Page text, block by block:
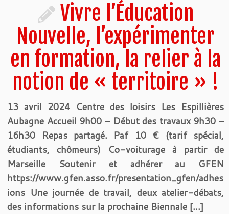
Vivre l’Éducation
Nouvelle, l’expérimenter
en formation, la relier à la
notion de « territoire » !
13 avril 2024 Centre des loisirs Les Espillières
Aubagne Accueil 9h00 – Début des travaux 9h30 –
16h30 Repas partagé. Paf 10 € (tarif spécial,
étudiants, chômeurs) Co-voiturage à partir de
Marseille Soutenir et adhérer au GFEN
https://www.gfen.asso.fr/presentation_gfen/adhes
ions Une journée de travail, deux atelier-débats,
des informations sur la prochaine Biennale […]